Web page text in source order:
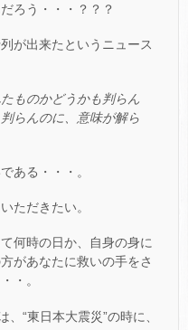
ろう・・・？？？
が出来たというニュース
ものかどうかも判らん
らんのに、意味が解ら
ある・・・。
ただきたい。
何時の日か、自身の身に
があなたに救いの手をさ
・。
“東日本大震災”の時に、